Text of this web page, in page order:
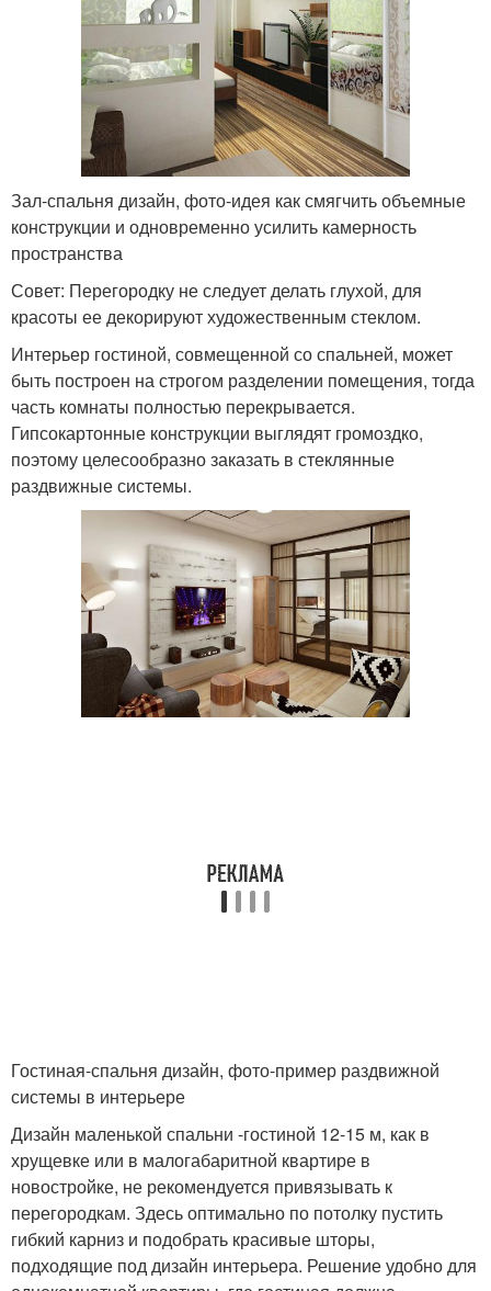
Зал-спальня дизайн, фото-идея как смягчить объемные
конструкции и одновременно усилить камерность
пространства
Совет: Перегородку не следует делать глухой, для
красоты ее декорируют художественным стеклом.
Интерьер гостиной, совмещенной со спальней, может
быть построен на строгом разделении помещения, тогда
часть комнаты полностью перекрывается.
Гипсокартонные конструкции выглядят громоздко,
поэтому целесообразно заказать в стеклянные
раздвижные системы.
Гостиная-спальня дизайн, фото-пример раздвижной
системы в интерьере
Дизайн маленькой спальни -гостиной 12-15 м, как в
хрущевке или в малогабаритной квартире в
новостройке, не рекомендуется привязывать к
перегородкам. Здесь оптимально по потолку пустить
гибкий карниз и подобрать красивые шторы,
подходящие под дизайн интерьера. Решение удобно для